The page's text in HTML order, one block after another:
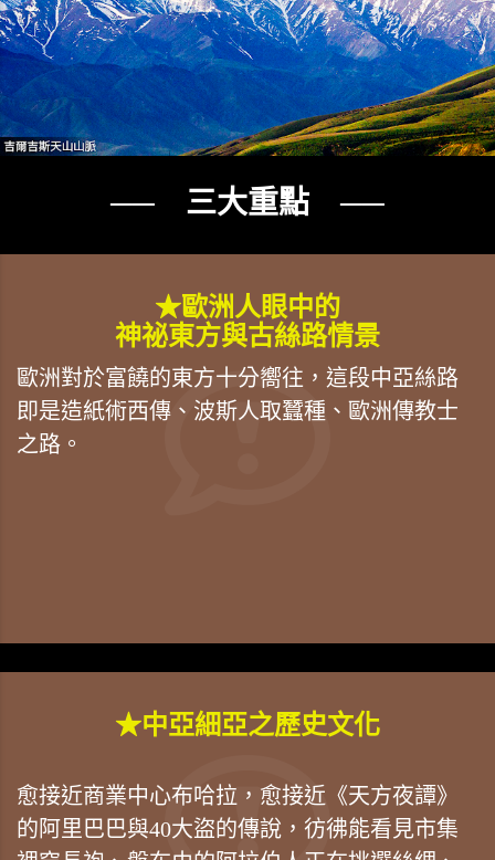
── 三大重點 ──
★歐洲人眼中的
神祕東方與古絲路情景
歐洲對於富饒的東方十分嚮往，這段中亞絲路
即是造紙術西傳、波斯人取蠶種、歐洲傳教士
之路。
★中亞細亞之歷史文化
愈接近商業中心布哈拉，愈接近《天方夜譚》
的阿里巴巴與40大盜的傳說，彷彿能看見市集